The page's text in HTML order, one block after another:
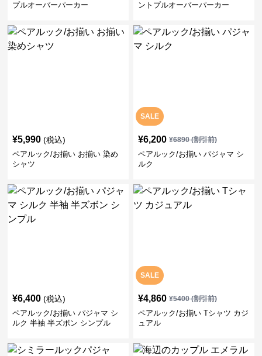
プルオーバーパーカー
ントプルオーバーパーカー
¥5,990 (税込)
ペアルック/お揃い お揃い 染め
シャツ
SALE
¥6,200 ¥6890(割引前)
ペアルック/お揃い パジャマ シ
ルク
¥6,400 (税込)
ペアルック/お揃い パジャマ シ
ルク 半袖 半ズボン シンプル
SALE
¥4,860 ¥5400(割引前)
ペアルック/お揃い Tシャツ カジ
ュアル